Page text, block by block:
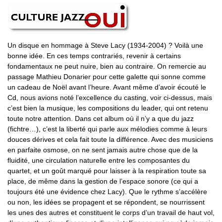
Un disque en hommage à Steve Lacy (1934-2004) ? Voilà une
bonne idée. En ces temps contrariés, revenir à certains
fondamentaux ne peut nuire, bien au contraire. On remercie au
passage Mathieu Donarier pour cette galette qui sonne comme
un cadeau de Noël avant l’heure. Avant même d’avoir écouté le
Cd, nous avions noté l’excellence du casting, voir ci-dessus, mais
c’est bien la musique, les compositions du leader, qui ont retenu
toute notre attention. Dans cet album où il n’y a que du jazz
(fichtre…), c’est la liberté qui parle aux mélodies comme à leurs
douces dérives et cela fait toute la différence. Avec des musiciens
en parfaite osmose, on ne sent jamais autre chose que de la
fluidité, une circulation naturelle entre les composantes du
quartet, et un goût marqué pour laisser à la respiration toute sa
place, de même dans la gestion de l’espace sonore (ce qui a
toujours été une évidence chez Lacy). Que le rythme s’accélère
ou non, les idées se propagent et se répondent, se nourrissent
les unes des autres et constituent le corps d’un travail de haut vol,